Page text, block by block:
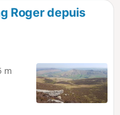
Roger depuis
m